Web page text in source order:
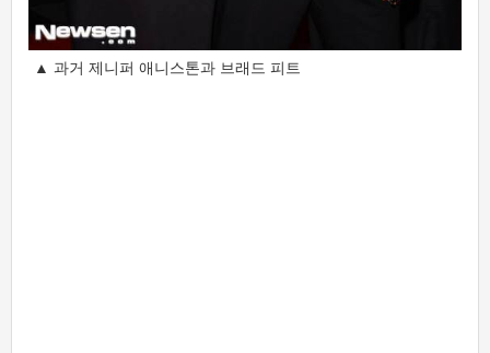
▲ 과거 제니퍼 애니스톤과 브래드 피트